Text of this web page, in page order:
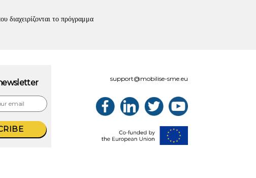
διαχειρίζονται το πρόγραμμα
support@mobilise-sme.eu